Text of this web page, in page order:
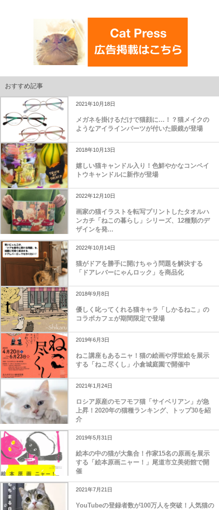
おすすめ記事
2021年10月18日
メガネを掛けるだけで猫顔に…！？猫メイクの
ようなアイラインパーツが付いた眼鏡が登場
2018年10月13日
嬉しい猫キャンドル入り！色鮮やかなコンペイ
トウキャンドルに新作が登場
2022年12月10日
画家の猫イラストを転写プリントしたタオルハ
ンカチ「ねこの暮らし」シリーズ、12種類のデ
ザインを発...
2022年10月14日
猫がドアを勝手に開けちゃう問題を解決する
「ドアレバーにゃんロック」を商品化
2018年9月8日
優しく叱ってくれる猫キャラ「しかるねこ」の
コラボカフェが期間限定で登場
2019年6月3日
ねこ講座もあるニャ！猫の絵画や浮世絵を展示
する「ねこ尽くし」小倉城庭園で開催中
2021年1月24日
ロシア原産のモフモフ猫「サイベリアン」が急
上昇！2020年の猫種ランキング、トップ30を紹
介
2019年5月31日
絵本の中の猫が大集合！作家15名の原画を展示
する「絵本原画ニャー！」尾道市立美術館で開
催
2021年7月21日
YouTubeの登録者数が100万人を突破！人気猫の